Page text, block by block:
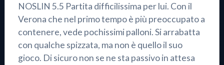
NOSLIN 5.5 Partita difficilissima per lui. Con il
Verona che nel primo tempo è più preoccupato a
contenere, vede pochissimi palloni. Si arrabatta
con qualche spizzata, ma non è quello il suo
gioco. Di sicuro non se ne sta passivo in attesa